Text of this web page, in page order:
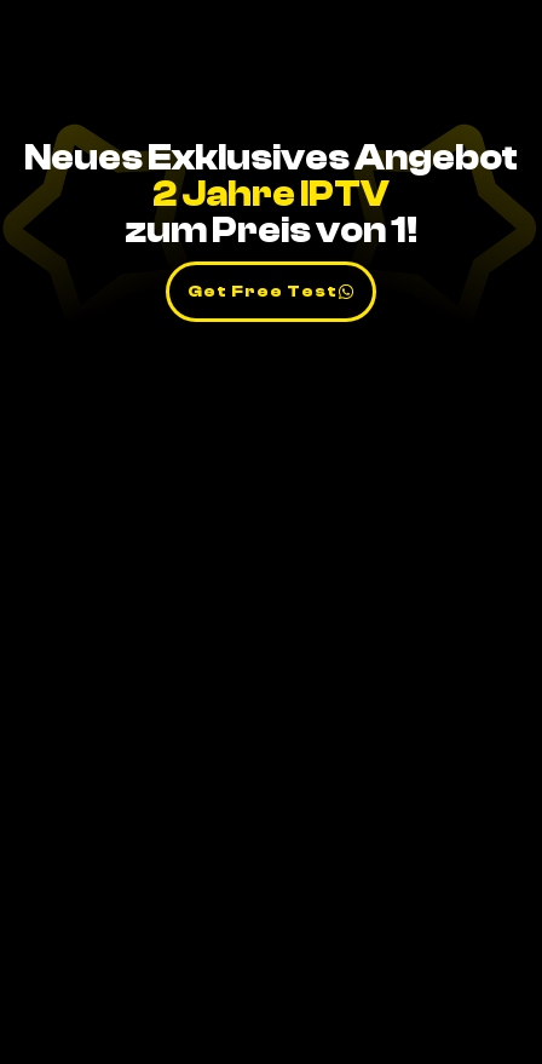
Neues Exklusives Angebot
2 Jahre IPTV
zum Preis von 1!
Get Free Test